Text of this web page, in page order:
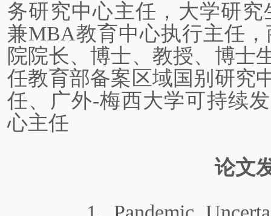
务研究中心主任，大学研
兼MBA教育中心执行主任
院院长、博士、教授、博士
任教育部备案区域国别研究
任、广外-梅西大学可持续
心主任
论文